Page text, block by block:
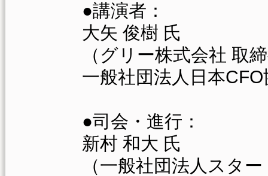
●講演者：
大矢 俊樹 氏
（グリー株式会社 取
一般社団法人日本
●司会・進行：
新村 和大 氏
（一般社団法人スタ